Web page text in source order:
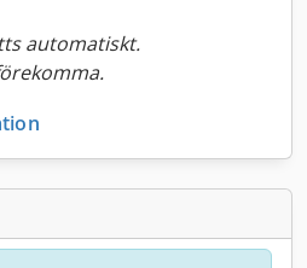
automatiskt.